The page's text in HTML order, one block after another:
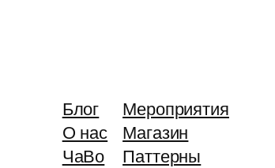
Блог
О нас
ЧаВо
Мероприятия
Магазин
Паттерны